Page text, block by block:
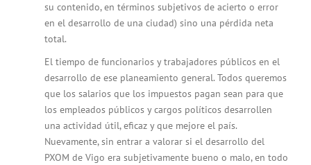
su contenido, en términos subjetivos de acierto o error
en el desarrollo de una ciudad) sino una pérdida neta
total.
El tiempo de funcionarios y trabajadores públicos en el
desarrollo de ese planeamiento general. Todos queremos
que los salarios que los impuestos pagan sean para que
los empleados públicos y cargos políticos desarrollen
una actividad útil, eficaz y que mejore el país.
Nuevamente, sin entrar a valorar si el desarrollo del
PXOM de Vigo era subjetivamente bueno o malo, en todo